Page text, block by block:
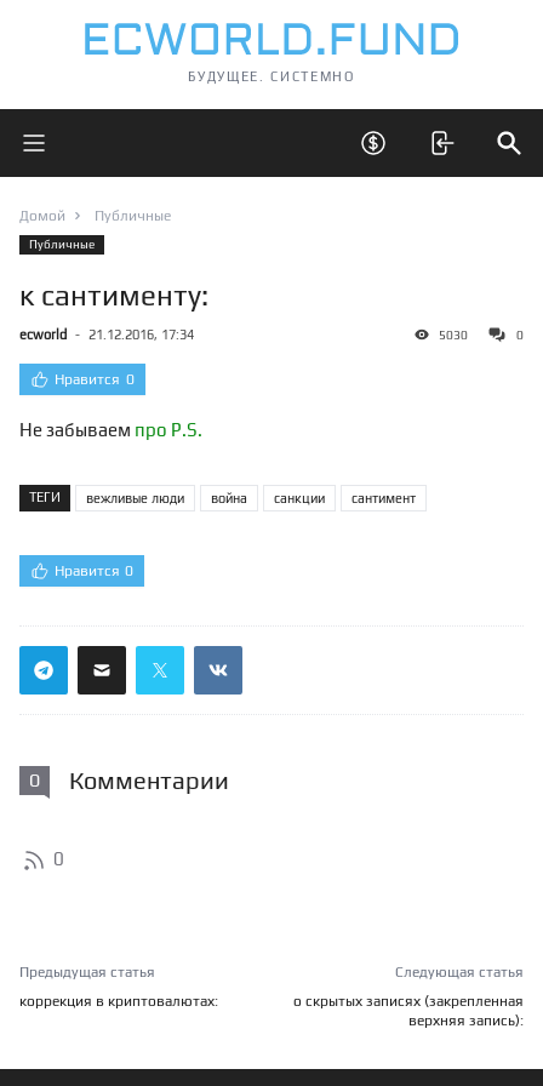
БУДУЩЕЕ. СИСТЕМНО
Открыть главное меню Открыть скрытые
Домой Публичные
Публичные
к сантименту:
ecworld - 21.12.2016, 17:34 5030 0
Нравится 0
Не забываем про P.S.
ТЕГИ вежливые люди война санкции сантимент
Нравится 0
0 Комментарии
0
Предыдущая статья
коррекция в криптовалютах:
Следующая статья
о скрытых записях (закрепленная
верхняя запись):